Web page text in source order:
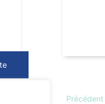
Précédent